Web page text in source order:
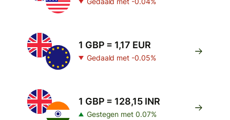
1 GBP = 1,17 EUR
Gedaald met -0.05%
1 GBP = 128,15 INR
Gestegen met 0.07%